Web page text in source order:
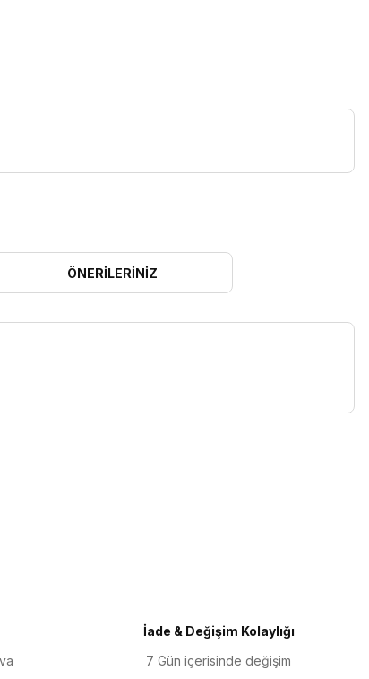
ÖNERILERINIZ
İade & Değişim Kolaylığı
7 Gün içerisinde değişim